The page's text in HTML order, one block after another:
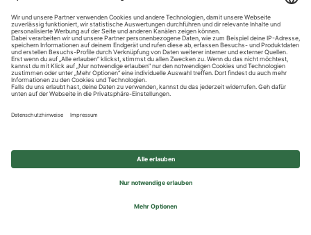
Datenschutzhinweise
Impressum
Privatsphäre-Einstellungen
© 2026 REWE Group - All rights reserved